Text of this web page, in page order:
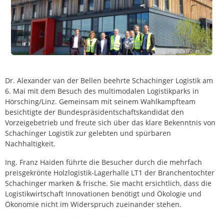
Dr. Alexander van der Bellen beehrte Schachinger Logistik am
6. Mai mit dem Besuch des multimodalen Logistikparks in
Hörsching/Linz. Gemeinsam mit seinem Wahlkampfteam
besichtigte der Bundespräsidentschaftskandidat den
Vorzeigebetrieb und freute sich über das klare Bekenntnis von
Schachinger Logistik zur gelebten und spürbaren
Nachhaltigkeit.
Ing. Franz Haiden führte die Besucher durch die mehrfach
preisgekrönte Holzlogistik-Lagerhalle LT1 der Branchentochter
Schachinger marken & frische. Sie macht ersichtlich, dass die
Logistikwirtschaft Innovationen benötigt und Ökologie und
Ökonomie nicht im Widerspruch zueinander stehen.